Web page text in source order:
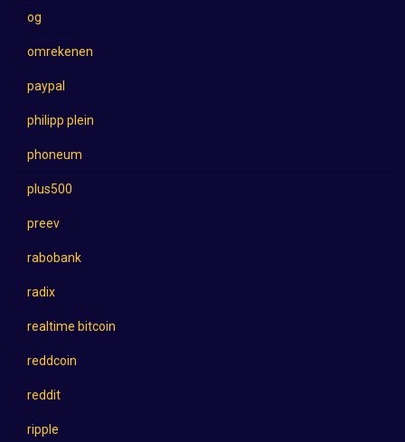
og
omrekenen
paypal
philipp plein
phoneum
plus500
preev
rabobank
radix
realtime bitcoin
reddcoin
reddit
ripple